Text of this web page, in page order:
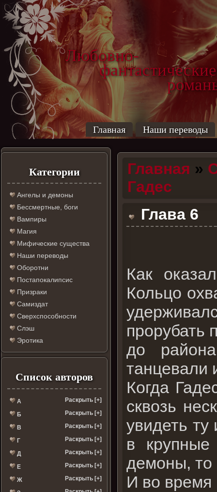
Любовно-
фантастические
Главная Наши переводы
Категории
Ангелы и демоны
Бессмертные, боги
Вампиры
Магия
Мифические существа
Наши переводы
Оборотни
Постапокалипсис
Призраки
Самиздат
Сверхспособности
Слэш
Эротика
Список авторов
А Раскрыть [+]
Б Раскрыть [+]
В Раскрыть [+]
Г Раскрыть [+]
Д Раскрыть [+]
Е Раскрыть [+]
Ж Раскрыть [+]
Главная »
Гадес
Глава 6
Как
Кольцо
прорубать
до
танцевали
Когда
сквозь
увидеть
в
демоны, то
И во время